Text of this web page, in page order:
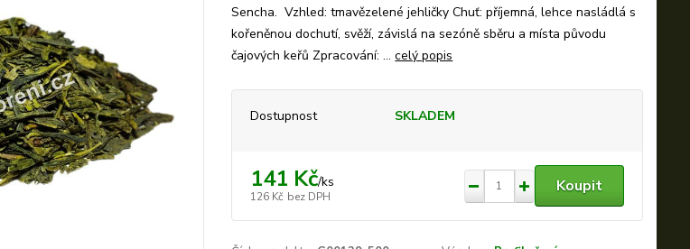
Sencha. Vzhled: tmavězelené jehličky Chuť: příjemná, lehce nasládlá s
kořeněnou dochutí, svěží, závislá na sezóně sběru a místa původu
čajových keřů Zpracování: ...celý popis
Dostupnost SKLADEM
141 Kč/ks
126 Kč bez DPH
Koupit